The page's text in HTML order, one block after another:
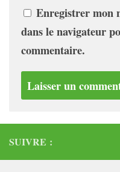
Enregistrer mon
dans le navigateur
commentaire.
SUIVRE :